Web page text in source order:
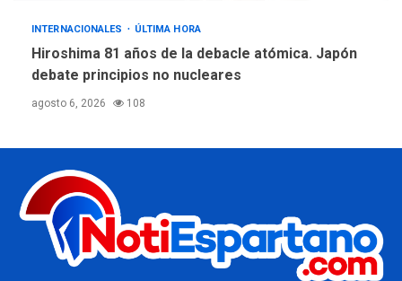
INTERNACIONALES ÚLTIMA HORA
Hiroshima 81 años de la debacle atómica. Japón
debate principios no nucleares
agosto 6, 2026 108